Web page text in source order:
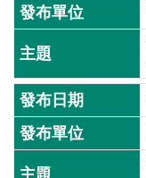
本
部
簡
介